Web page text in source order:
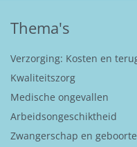
Thema's
Verzorging: Kosten en
Kwaliteitszorg
Medische ongevallen
Arbeidsongeschiktheid
Zwangerschap en geboorte